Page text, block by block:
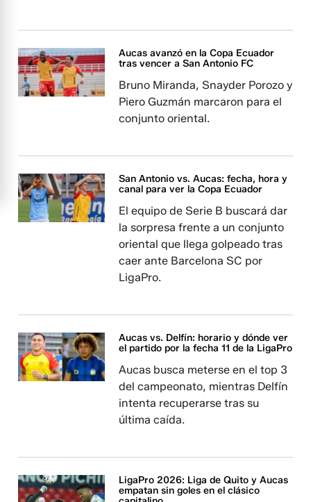
Aucas avanzó en la Copa Ecuador
tras vencer a San Antonio FC
Bruno Miranda, Snayder Porozo y
Piero Guzmán marcaron para el
conjunto oriental.
San Antonio vs. Aucas: fecha, hora y
canal para ver la Copa Ecuador
El equipo de Serie B buscará dar
la sorpresa frente a un conjunto
oriental que llega golpeado tras
caer ante Barcelona SC por
LigaPro.
Aucas vs. Delfín: horario y dónde ver
el partido por la fecha 11 de la LigaPro
Aucas busca meterse en el top 3
del campeonato, mientras Delfín
intenta recuperarse tras su
última caída.
LigaPro 2026: Liga de Quito y Aucas
empatan sin goles en el clásico